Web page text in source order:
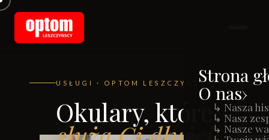
Strona
O nas
↳ Nasza
↳ Nasz
↳ Nasze
USŁUGI · OPTOM LESZCZYŃSCY
Okulary, które